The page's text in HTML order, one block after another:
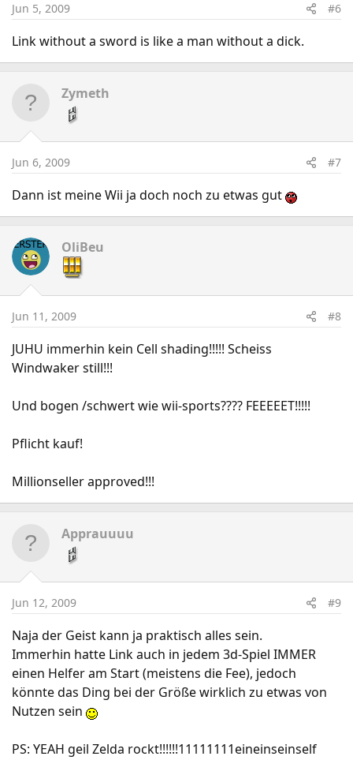
Jun 5, 2009 #6
Link without a sword is like a man without a dick.
Zymeth
Jun 6, 2009 #7
Dann ist meine Wii ja doch noch zu etwas gut
OliBeu
Jun 11, 2009 #8
JUHU immerhin kein Cell shading!!!!! Scheiss
Windwaker still!!!
Und bogen /schwert wie wii-sports???? FEEEEET!!!!!
Pflicht kauf!
Millionseller approved!!!
Apprauuuu
Jun 12, 2009 #9
Naja der Geist kann ja praktisch alles sein.
Immerhin hatte Link auch in jedem 3d-Spiel IMMER
einen Helfer am Start (meistens die Fee), jedoch
könnte das Ding bei der Größe wirklich zu etwas von
Nutzen sein
PS: YEAH geil Zelda rockt!!!!!!11111111eineinseinself